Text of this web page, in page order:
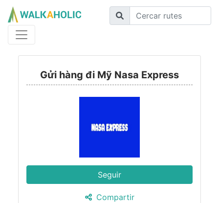
Gửi hàng đi Mỹ Nasa Express
Seguir
Compartir